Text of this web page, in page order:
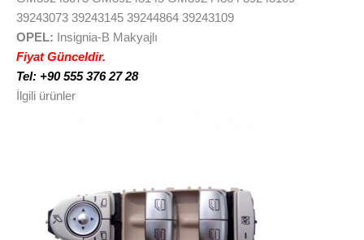
39243073 39243145 39244864 39243109
OPEL: Insignia-B Makyajlı
Fiyat Günceldir.
Tel: +90 555 376 27 28
İlgili ürünler